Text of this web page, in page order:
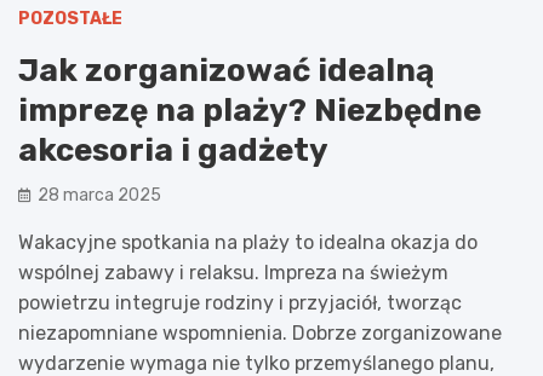
POZOSTAŁE
Jak zorganizować idealną
imprezę na plaży? Niezbędne
akcesoria i gadżety
28 marca 2025
Wakacyjne spotkania na plaży to idealna okazja do
wspólnej zabawy i relaksu. Impreza na świeżym
powietrzu integruje rodziny i przyjaciół, tworząc
niezapomniane wspomnienia. Dobrze zorganizowane
wydarzenie wymaga nie tylko przemyślanego planu,